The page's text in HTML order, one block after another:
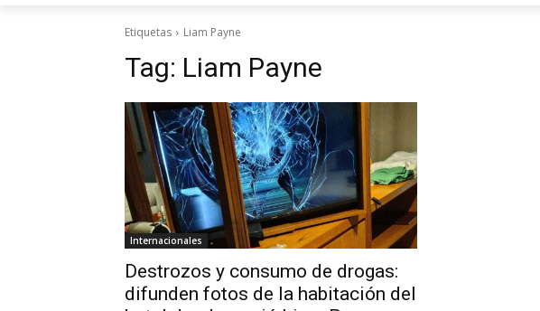
Etiquetas Liam Payne
Tag: Liam Payne
Internacionales
Destrozos y consumo de drogas:
difunden fotos de la habitación del